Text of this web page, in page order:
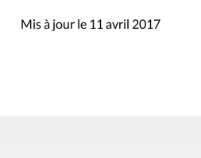
Mis à jour le 11 avril 2017